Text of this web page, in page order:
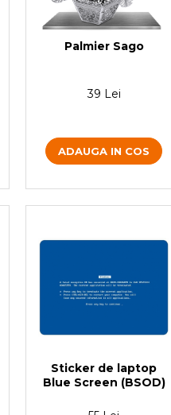
Palmier Sago
39 Lei
ADAUGA IN COS
Sticker de laptop
Blue Screen (BSOD)